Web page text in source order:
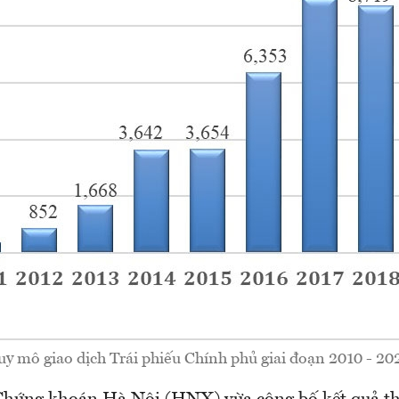
mô giao dịch Trái phiếu Chính phủ giai đoạn 2010 -